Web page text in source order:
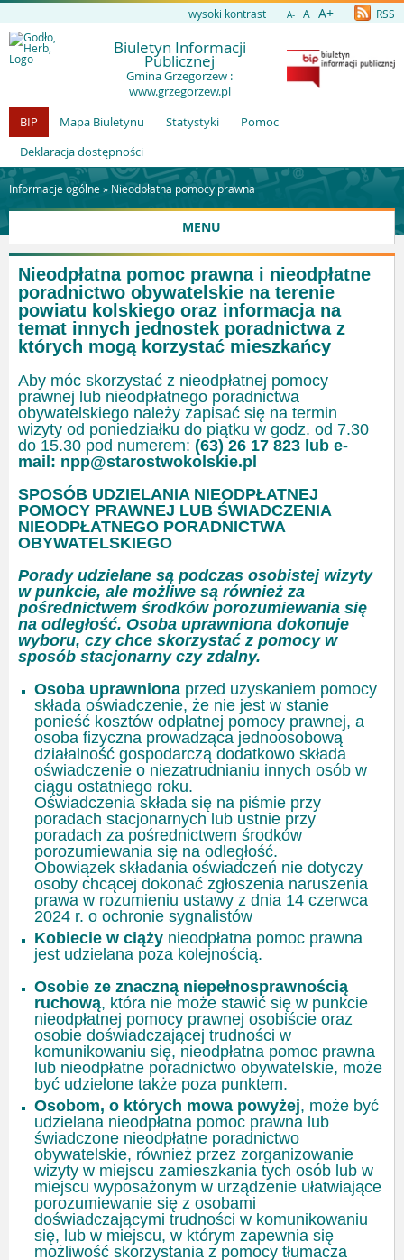
wysoki kontrast A- A A+ RSS
Biuletyn Informacji
Publicznej
Gmina Grzegorzew :
www.grzegorzew.pl
BIP
Mapa Biuletynu Statystyki
Pomoc
Deklaracja dostępności
Informacje ogólne » Nieodpłatna pomocy prawna
MENU
Nieodpłatna pomoc prawna i nieodpłatne
poradnictwo obywatelskie na terenie
powiatu kolskiego oraz informacja na
temat innych jednostek poradnictwa z
których mogą korzystać mieszkańcy
Aby móc skorzystać z nieodpłatnej pomocy
prawnej lub nieodpłatnego poradnictwa
obywatelskiego należy zapisać się na termin
wizyty od poniedziałku do piątku w godz. od 7.30
do 15.30 pod numerem: (63) 26 17 823 lub e-
mail: npp@starostwokolskie.pl
SPOSÓB UDZIELANIA NIEODPŁATNEJ
POMOCY PRAWNEJ LUB ŚWIADCZENIA
NIEODPŁATNEGO PORADNICTWA
OBYWATELSKIEGO
Porady udzielane są podczas osobistej wizyty
w punkcie, ale możliwe są również za
pośrednictwem środków porozumiewania się
na odległość. Osoba uprawniona dokonuje
wyboru, czy chce skorzystać z pomocy w
sposób stacjonarny czy zdalny.
Osoba uprawniona przed uzyskaniem pomocy
składa oświadczenie, że nie jest w stanie
ponieść kosztów odpłatnej pomocy prawnej, a
osoba fizyczna prowadząca jednoosobową
działalność gospodarczą dodatkowo składa
oświadczenie o niezatrudnianiu innych osób w
ciągu ostatniego roku.
Oświadczenia składa się na piśmie przy
poradach stacjonarnych lub ustnie przy
poradach za pośrednictwem środków
porozumiewania się na odległość.
Obowiązek składania oświadczeń nie dotyczy
osoby chcącej dokonać zgłoszenia naruszenia
prawa w rozumieniu ustawy z dnia 14 czerwca
2024 r. o ochronie sygnalistów
Kobiecie w ciąży nieodpłatna pomoc prawna
jest udzielana poza kolejnością.
Osobie ze znaczną niepełnosprawnością
ruchową, która nie może stawić się w punkcie
nieodpłatnej pomocy prawnej osobiście oraz
osobie doświadczającej trudności w
komunikowaniu się, nieodpłatna pomoc prawna
lub nieodpłatne poradnictwo obywatelskie, może
być udzielone także poza punktem.
Osobom, o których mowa powyżej, może być
udzielana nieodpłatna pomoc prawna lub
świadczone nieodpłatne poradnictwo
obywatelskie, również przez zorganizowanie
wizyty w miejscu zamieszkania tych osób lub w
miejscu wyposażonym w urządzenie ułatwiające
porozumiewanie się z osobami
doświadczającymi trudności w komunikowaniu
się, lub w miejscu, w którym zapewnia się
możliwość skorzystania z pomocy tłumacza